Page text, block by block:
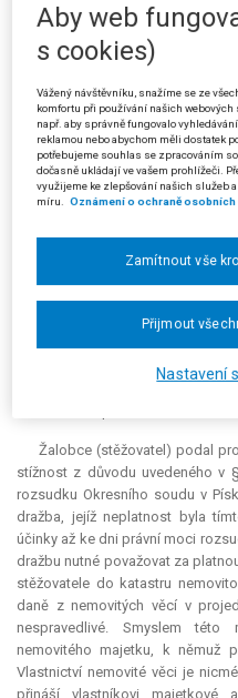
napadená rozhodnutí správce
Proti rozhodnutí žalovaného
uvedeným rozsudkem zamítl.
dražby má účinkyex tunc,
vyvolat zamýšlené právní
stavbě nikdy nepozbyl. Po
uskutečňování plného panství
aby byl nadále poplatníkem
dani z nemovitých věcí,
zdanitelné stavby nebo
Nezákonná veřejná dražba proto
právech byl však zkrácen tím,
stavbě vykonávat, a nikoliv
Daňové právo tudíž
Žalobce (stěžovatel) podal
stížnost z důvodu uvedeného v
rozsudku Okresního soudu v
dražba, jejíž neplatnost byla
účinky až ke dni právní moci
dražbu nutné považovat za
stěžovatele do katastru
daně z nemovitých věcí v
nespravedlivé. Smyslem
nemovitého majetku, k němuž
Vlastnictví nemovité věci je
přináší vlastníkovi majetkové
Aby web
s cookies)
Vážený návštěvníku, snažíme se ze
komfortu při používání našich
např. aby správně fungovalo
reklamou nebo abychom měli dostatek
potřebujeme souhlas se zpracováním
dočasně ukládají ve vašem prohlížeči.
využijeme ke zlepšování našich služeb
míru.
Oznámení o ochraně
Nastavení
Zamítnout vše
Přijmout